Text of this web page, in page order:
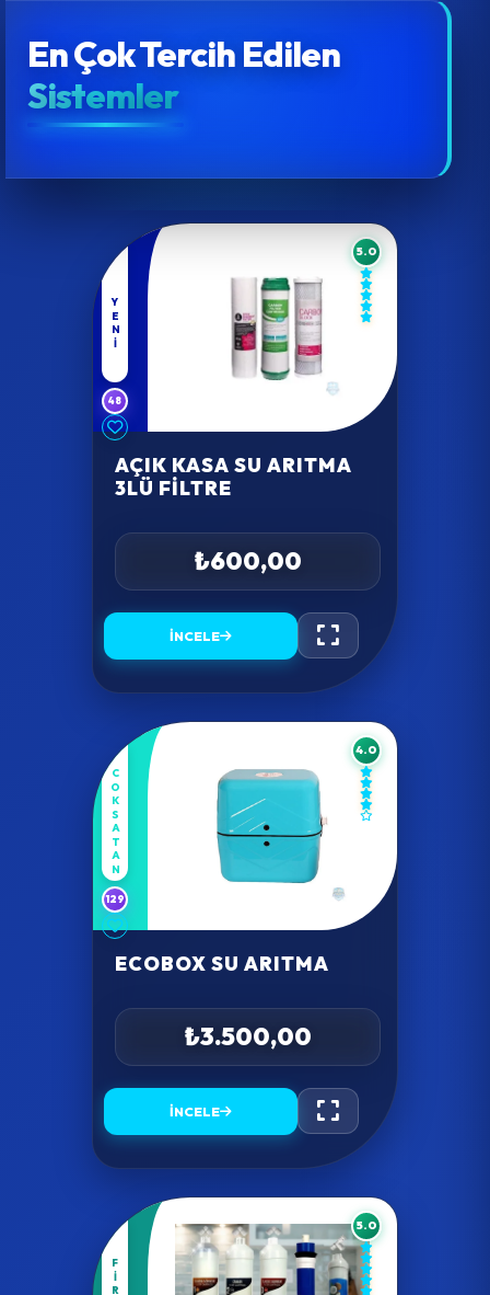
En Çok Tercih Edilen
Sistemler
YENI
48
5.0
AÇIK KASA SU ARITMA
3LÜ FILTRE
₺600,00
İNCELE
COKSATAN
129
4.0
ECOBOX SU ARITMA
₺3.500,00
İNCELE
5.0